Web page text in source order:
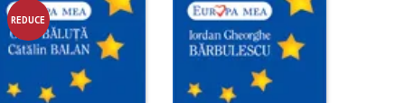
REDUCE
RE!